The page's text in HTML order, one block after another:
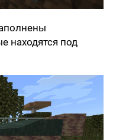
находятся под